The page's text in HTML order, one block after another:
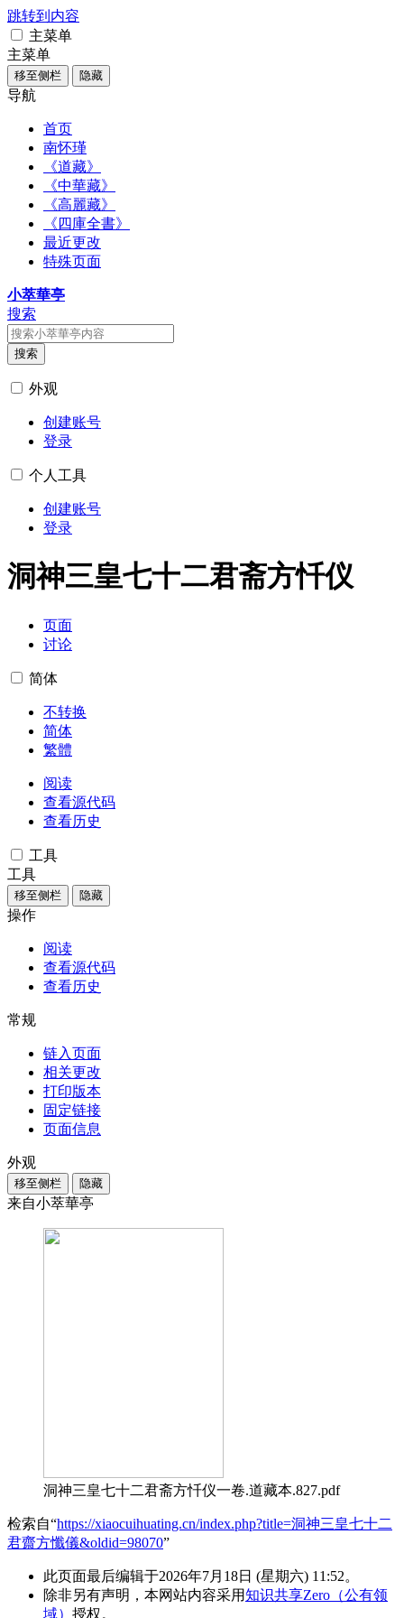
跳转到内容
主菜单
主菜单
移至侧栏 隐藏
导航
首页
南怀瑾
《道藏》
《中華藏》
《高麗藏》
《四庫全書》
最近更改
特殊页面
小萃華亭
搜索
搜索
外观
创建账号
登录
个人工具
创建账号
登录
洞神三皇七十二君斋方忏仪
页面
讨论
简体
不转换
简体
繁體
阅读
查看源代码
查看历史
工具
工具
移至侧栏 隐藏
操作
阅读
查看源代码
查看历史
常规
链入页面
相关更改
打印版本
固定链接
页面信息
外观
移至侧栏 隐藏
来自小萃華亭
洞神三皇七十二君斋方忏仪一卷.道藏本.827.pdf
检索自“https://xiaocuihuating.cn/index.php?title=洞神三皇七十二
君齋方懺儀&oldid=98070”
此页面最后编辑于2026年7月18日 (星期六) 11:52。
除非另有声明，本网站内容采用知识共享Zero（公有领
域） 授权。